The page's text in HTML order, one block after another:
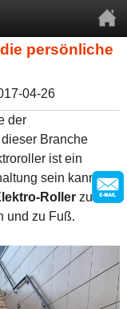
persönliche
04-26
der
Branche
ist ein
sein kann.
Rollerzum
und zu Fuß.